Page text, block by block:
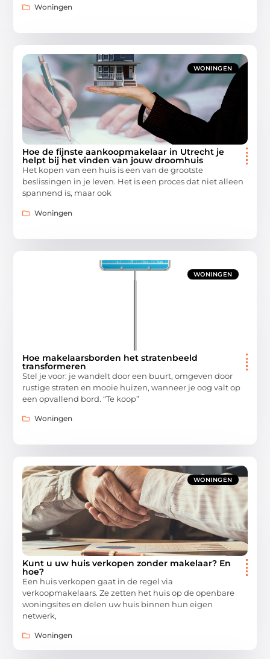
Woningen
WONINGEN
Hoe de fijnste aankoopmakelaar in Utrecht je
helpt bij het vinden van jouw droomhuis
Het kopen van een huis is een van de grootste
beslissingen in je leven. Het is een proces dat niet alleen
spannend is, maar ook
Woningen
WONINGEN
Hoe makelaarsborden het stratenbeeld
transformeren
Stel je voor: je wandelt door een buurt, omgeven door
rustige straten en mooie huizen, wanneer je oog valt op
een opvallend bord. “Te koop”
Woningen
WONINGEN
Kunt u uw huis verkopen zonder makelaar? En
hoe?
Een huis verkopen gaat in de regel via
verkoopmakelaars. Ze zetten het huis op de openbare
woningsites en delen uw huis binnen hun eigen
netwerk,
Woningen